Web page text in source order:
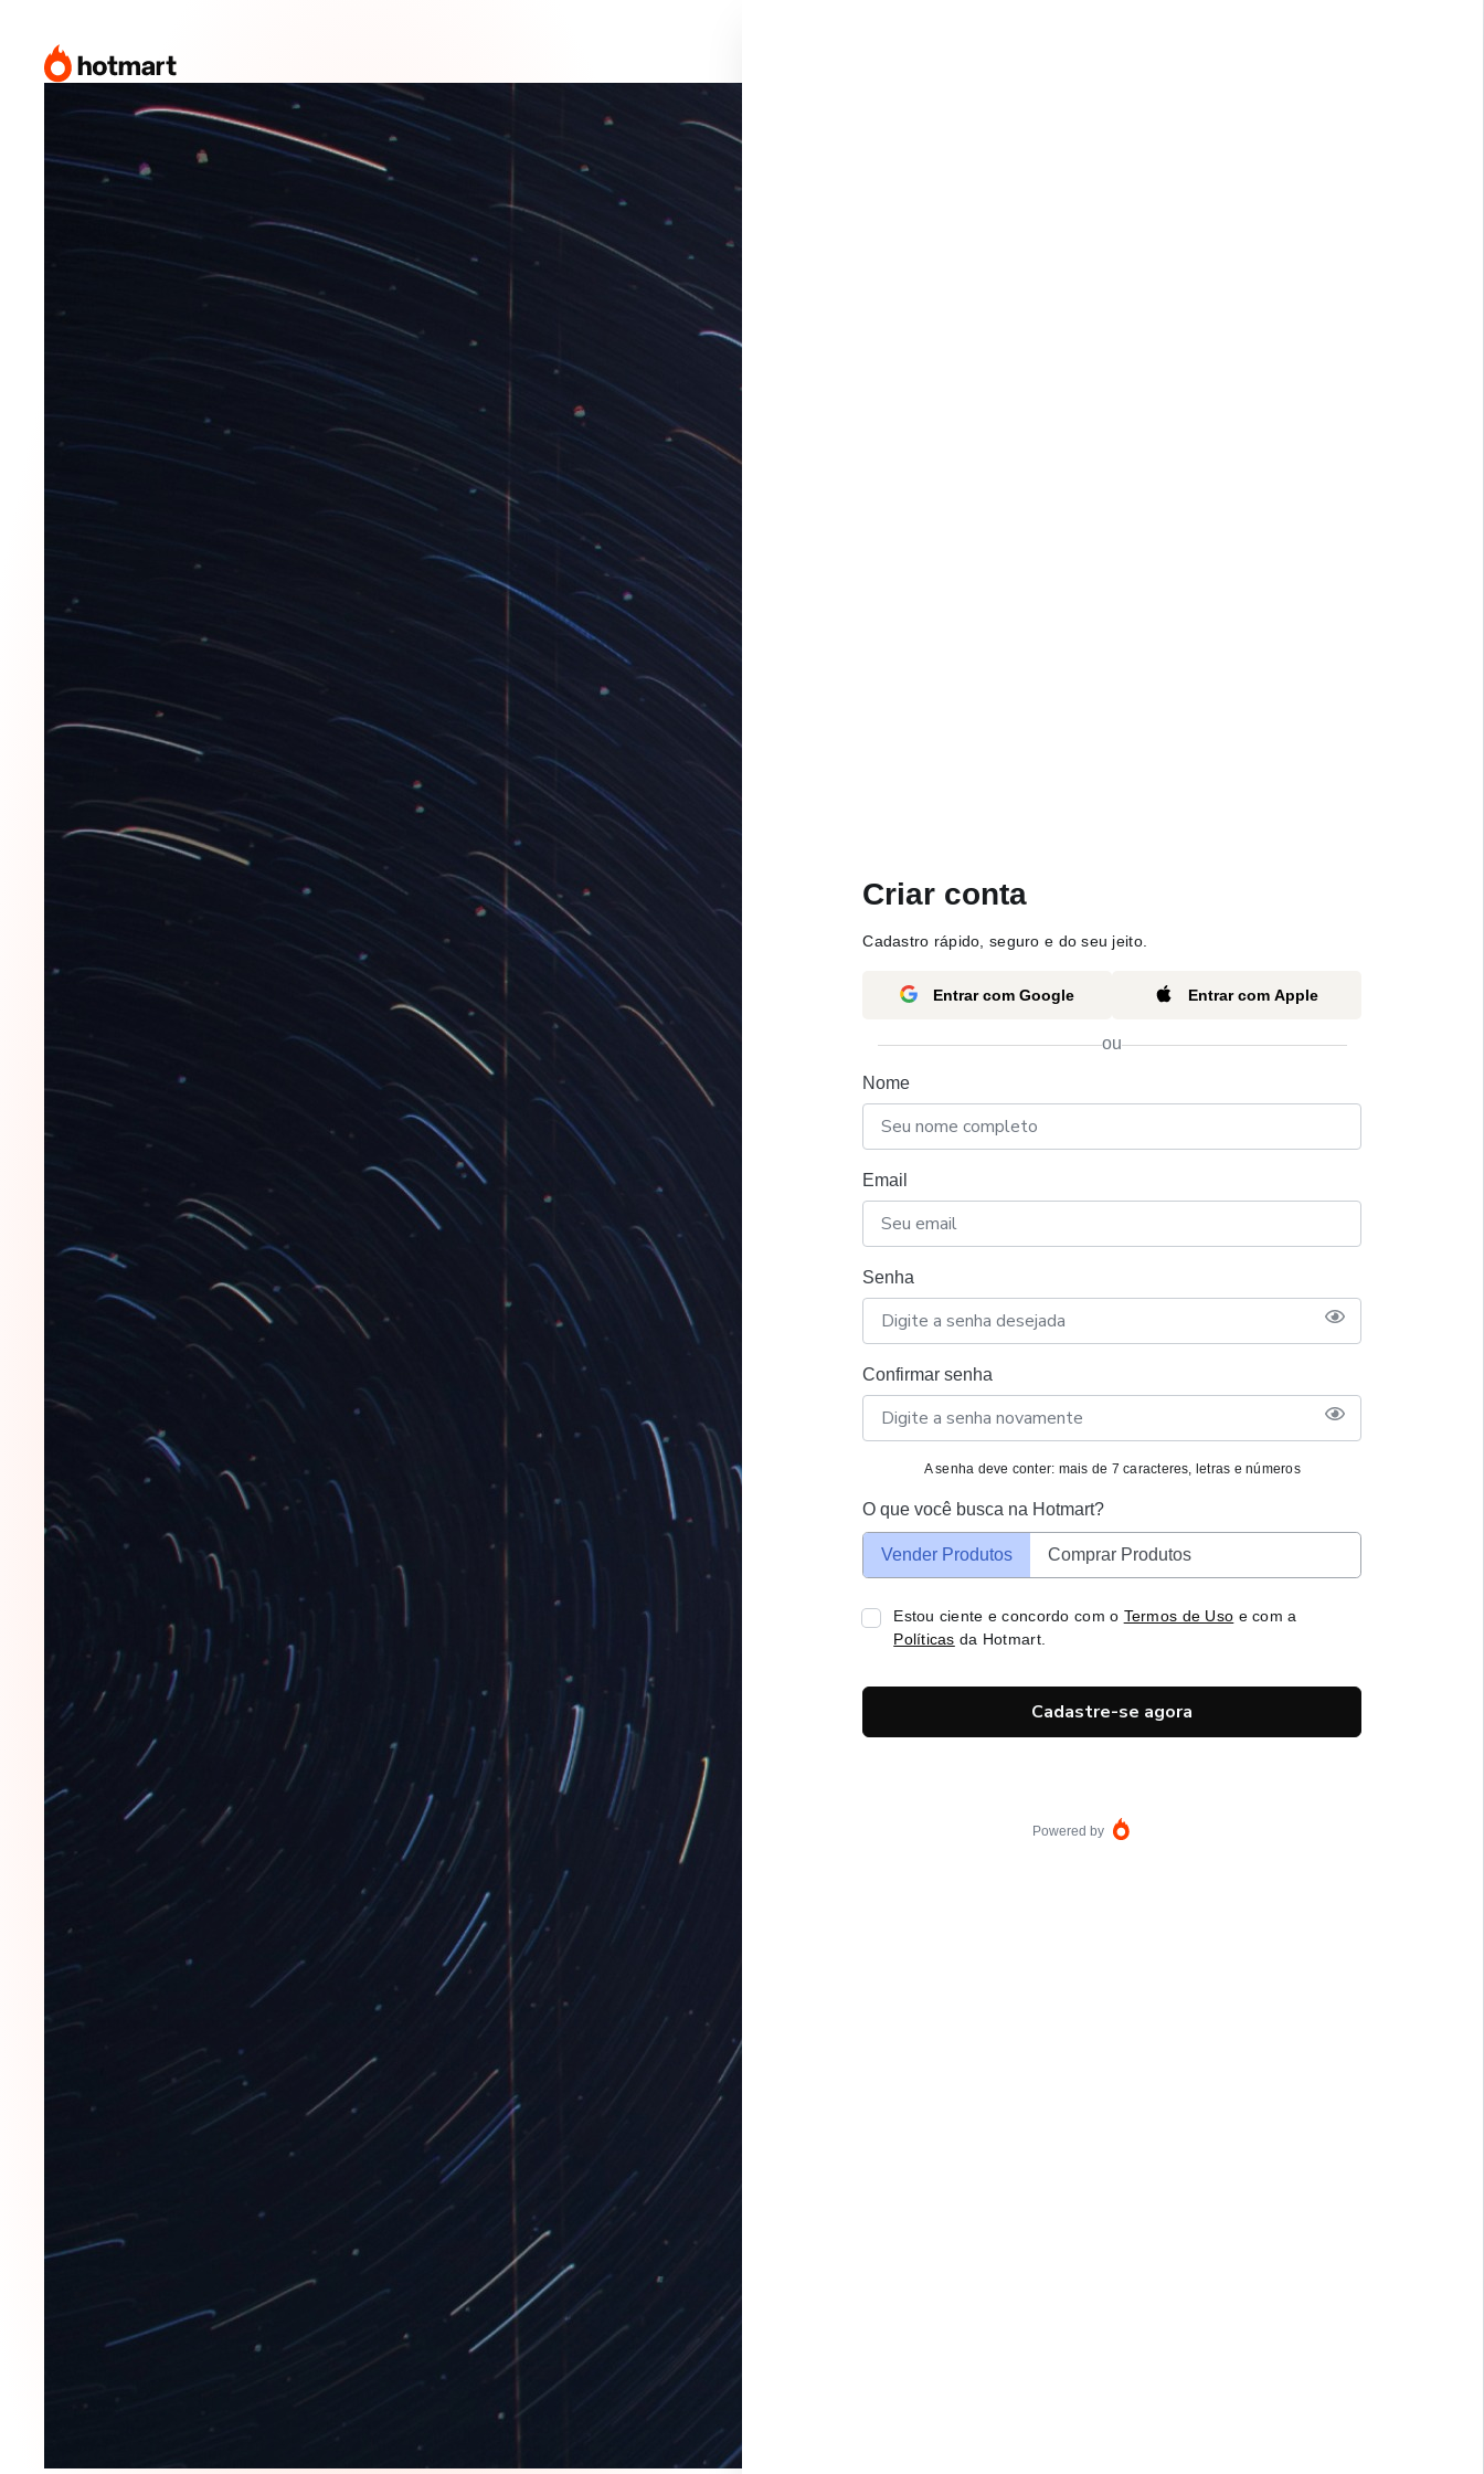
Criar conta
Cadastro rápido, seguro e do seu jeito.
Entrar com Google Entrar com Apple
ou
Nome
Email
Senha
Confirmar senha
A senha deve conter: mais de 7 caracteres, letras e números
O que você busca na Hotmart?
Vender Produtos Comprar Produtos
Estou ciente e concordo com o Termos de Uso e com a
Políticas da Hotmart.
Cadastre-se agora
Powered by